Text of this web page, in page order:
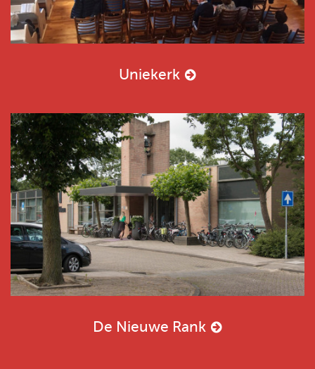
Uniekerk
De Nieuwe Rank